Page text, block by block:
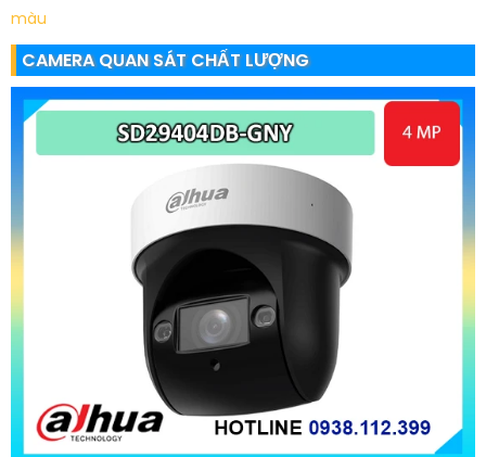
màu
CAMERA QUAN SÁT CHẤT LƯỢNG